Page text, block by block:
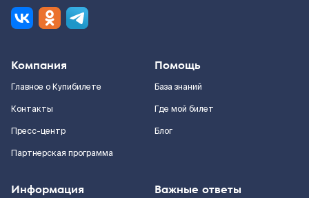
Компания
Главное о Купибилете
Контакты
Пресс-центр
Партнерская программа
Помощь
База знаний
Где мой билет
Блог
Информация Важные ответы